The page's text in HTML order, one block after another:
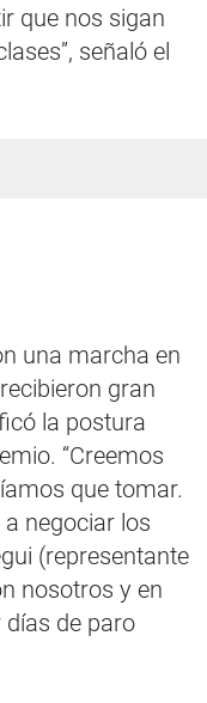
que nos sigan
señaló el
una marcha en
gran
la postura
“Creemos
que tomar.
negociar los
(representante
nosotros y en
de paro